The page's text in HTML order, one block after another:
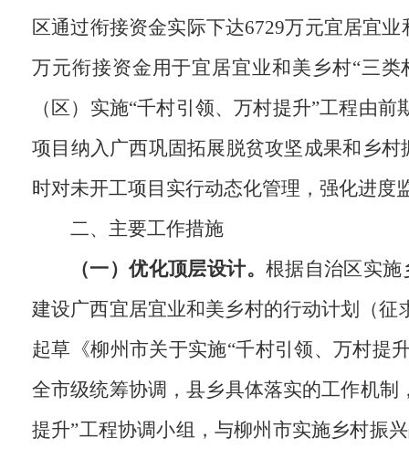
区通过衔接资金实际下达6729万元宜居宜
万元衔接资金用于宜居宜业和美乡村“三
（区）实施“千村引领、万村提升”工程由
项目纳入广西巩固拓展脱贫攻坚成果和乡
时对未开工项目实行动态化管理，强化进度
二、主要工作措施
（一）优化顶层设计。 根据自治区实施
建设广西宜居宜业和美乡村的行动计划（征
起草《柳州市关于实施“千村引领、万村提
全市级统筹协调，县乡具体落实的工作机
提升”工程协调小组，与柳州市实施乡村振